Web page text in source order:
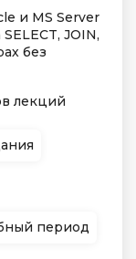
и MS Server
JOIN,
без
лекций
период